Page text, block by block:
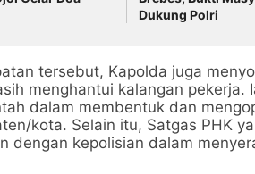
Dukung Polri
tersebut, Kapolda juga
menghantui kalangan
dalam membentuk dan
kota. Selain itu, Satgas PHK
dengan kepolisian dalam